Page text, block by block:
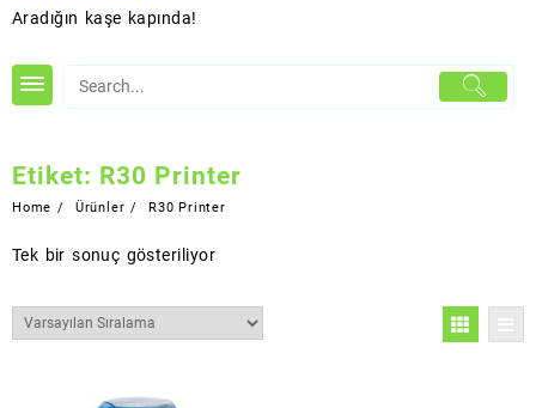
Aradığın kaşe kapında!
Etiket: R30 Printer
Home Ürünler R30 Printer
Tek bir sonuç gösteriliyor